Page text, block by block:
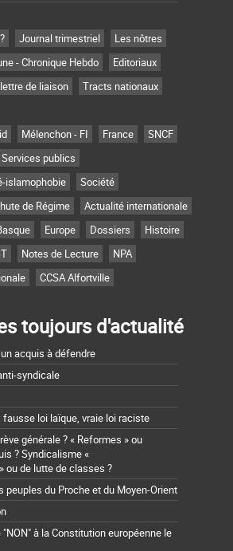
Journal trimestriel
Les nôtres
- Chronique Hebdo
Editoriaux
de liaison
Tracts nationaux
Mélenchon - FI France
SNCF
Services publics
islamophobie
Société
de Régime
Actualité internationale
Europe Dossiers
Histoire
Notes de Lecture
NPA
CCSA Alfortville
toujours d'actualité
acquis à défendre
syndicale
fausse loi laïque, vraie loi raciste
générale ? « Reformes » ou
? Syndicalisme «
ou de lutte de classes ?
peuples du Proche et du Moyen-Orient
à la Constitution européenne le